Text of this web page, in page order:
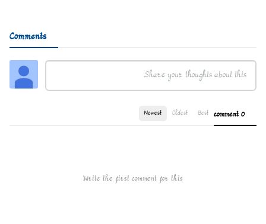
Comments
0 comment
Best
Oldest
Newest
Write the first comment for this!